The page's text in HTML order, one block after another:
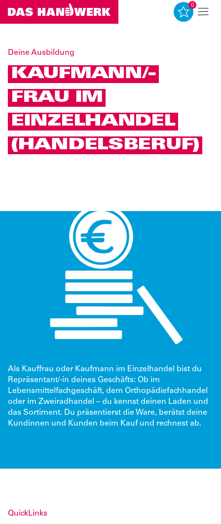
0
Deine Ausbildung
KAUFMANN/-
FRAU IM
EINZELHANDEL
(HANDELSBERUF)
Als Kauffrau oder Kaufmann im Einzelhandel bist du
Repräsentant/-in deines Geschäfts: Ob im
Lebensmittelfachgeschäft, dem Orthopädiefachhandel
oder im Zweiradhandel – du kennst deinen Laden und
das Sortiment. Du präsentierst die Ware, berätst deine
Kundinnen und Kunden beim Kauf und rechnest ab.
QuickLinks